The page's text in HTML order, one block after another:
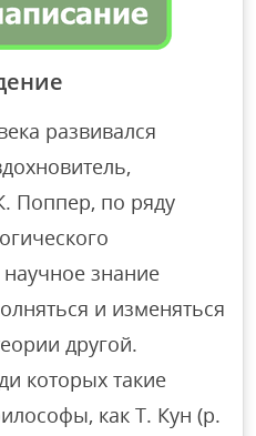
развивался
Поппер, по ряду
знание
и изменяться
другой.
которых такие
как Т. Кун (р.